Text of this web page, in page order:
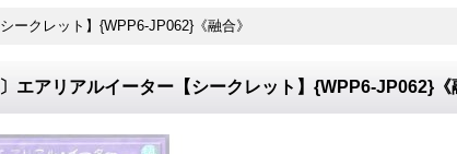
ークレット】{WPP6-JP062}《融合》
〕エアリアルイーター【シークレット】{WPP6-JP062}《